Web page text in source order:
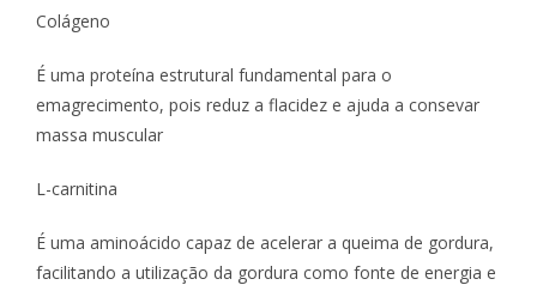
Colágeno
É uma proteína estrutural fundamental para o
emagrecimento, pois reduz a flacidez e ajuda a consevar
massa muscular
L-carnitina
É uma aminoácido capaz de acelerar a queima de gordura,
facilitando a utilização da gordura como fonte de energia e